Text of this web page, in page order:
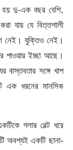
হয় দু-এক বছর বেশি,
যায় যে বিত্তশালী
নেই। যুক্তিও নেই।
ইচ্ছা আছে।
সঙ্গে খাপ
এক ধরনের মানসিক
গলার বেল্ট ধরে
অবশ্যই একটি ছানা-